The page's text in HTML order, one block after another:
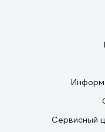
Сервисный